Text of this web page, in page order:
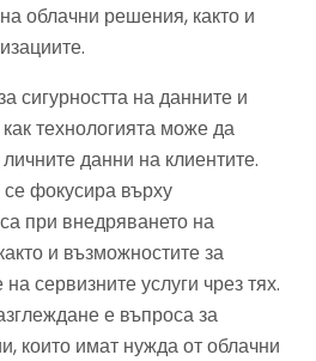
облачни решения, както и
сигурността на данните и
технологията може да
данни на клиентите.
фокусира върху
при внедряването на
и възможностите за
сервизните услуги чрез тях.
е въпроса за
които имат нужда от облачни